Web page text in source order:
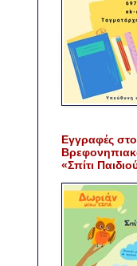
Εγγραφές
«Σπίτι